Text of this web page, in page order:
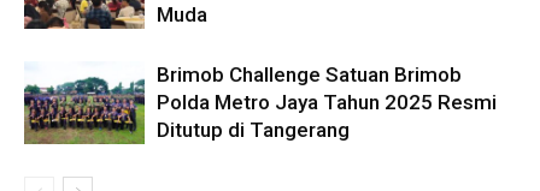
Muda
Brimob Challenge Satuan Brimob
Polda Metro Jaya Tahun 2025 Resmi
Ditutup di Tangerang